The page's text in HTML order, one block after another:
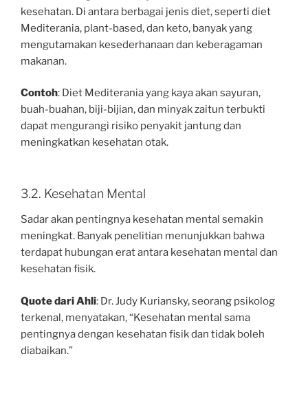
kesehatan. Di antara berbagai jenis diet, seperti diet
Mediterania, plant-based, dan keto, banyak yang
mengutamakan kesederhanaan dan keberagaman
makanan.
Contoh: Diet Mediterania yang kaya akan sayuran,
buah-buahan, biji-bijian, dan minyak zaitun terbukti
dapat mengurangi risiko penyakit jantung dan
meningkatkan kesehatan otak.
3.2. Kesehatan Mental
Sadar akan pentingnya kesehatan mental semakin
meningkat. Banyak penelitian menunjukkan bahwa
terdapat hubungan erat antara kesehatan mental dan
kesehatan fisik.
Quote dari Ahli: Dr. Judy Kuriansky, seorang psikolog
terkenal, menyatakan, “Kesehatan mental sama
pentingnya dengan kesehatan fisik dan tidak boleh
diabaikan.”